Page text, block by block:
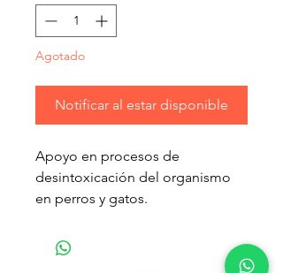
Agotado
Notificar al estar disponible
Apoyo en procesos de
desintoxicación del organismo
en perros y gatos.
Antinflamatorio, Antioxidante,
estabiliza membranas celulares,